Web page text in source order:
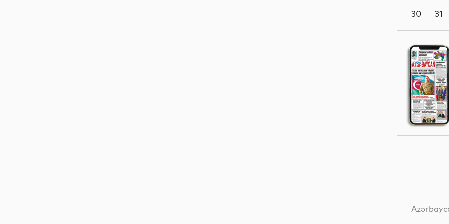
Dünya
İqtisadiyyat
30
31